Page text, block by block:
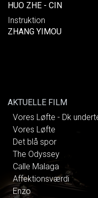
HUO ZHE - CIN
Instruktion
ZHANG YIMOU
AKTUELLE FILM
Vores Løfte - Dk
Vores Løfte
Det blå spor
The Odyssey
Calle Malaga
Affektionsværdi
Enzo